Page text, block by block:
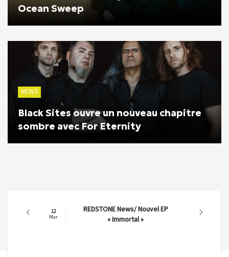
Ocean Sweep
NEWS
Black Sites ouvre un nouveau chapitre
sombre avec For Eternity
12
Mar
REDSTONE News/ Nouvel EP
« Immortal »